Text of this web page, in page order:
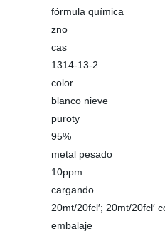
fórmula química
zno
cas
1314-13-2
color
blanco nieve
puroty
95%
metal pesado
10ppm
cargando
20mt/20fcl′; 20mt/20fcl′
embalaje